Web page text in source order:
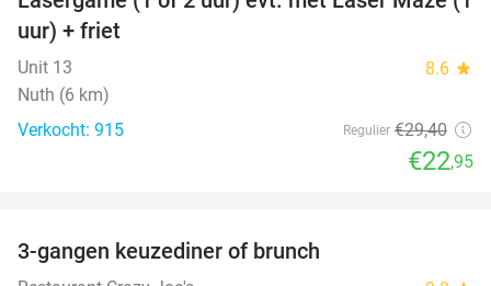
22%
uur) + friet
Unit 13 8.6 star
Nuth (6 km)
Verkocht: 915
Regulier €29,40
€22,95
3-gangen keuzediner of brunch